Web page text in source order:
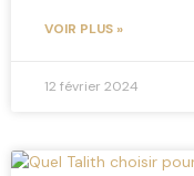
VOIR PLUS »
12 février 2024